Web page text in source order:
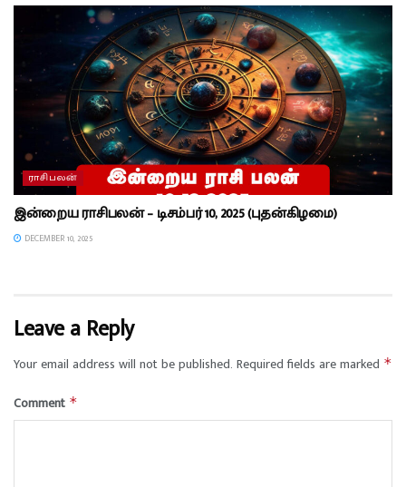
ராசிபலன்
இன்றைய ராசிபலன் – டிசம்பர் 10, 2025 (புதன்கிழமை)
DECEMBER 10, 2025
Leave a Reply
Your email address will not be published. Required fields are marked *
Comment *